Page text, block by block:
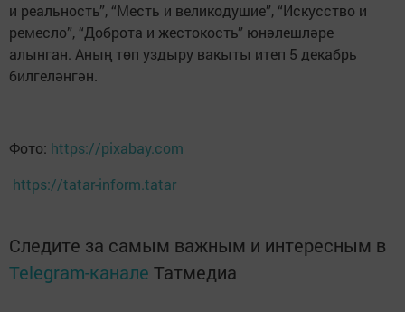
и реальность”, “Месть и великодушие”, “Искусство и
ремесло”, “Доброта и жестокость” юнәлешләре
алынган. Аның төп уздыру вакыты итеп 5 декабрь
билгеләнгән.
Фото: https://pixabay.com
https://tatar-inform.tatar
Следите за самым важным и интересным в
Telegram-канале Татмедиа